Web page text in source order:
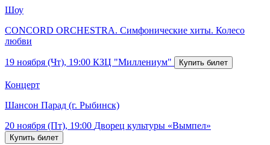
Шоу
CONCORD ORCHESTRA. Симфонические хиты. Колесо
любви
19 ноября (Чт), 19:00 КЗЦ "Миллениум"
Концерт
Шансон Парад (г. Рыбинск)
20 ноября (Пт), 19:00 Дворец культуры «Вымпел»